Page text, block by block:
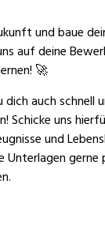
und baue
auf deine
🚀
dich auch schnell
Schicke uns
und
Unterlagen gerne